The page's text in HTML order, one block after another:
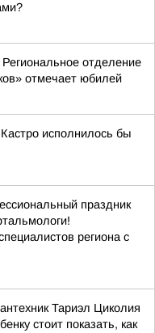
отделение
отмечает юбилей
исполнилось бы
праздник
региона с
Тариэл Циколия
стоит показать, как